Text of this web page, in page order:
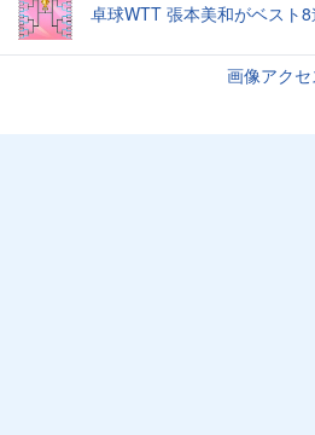
卓球WTT 張本美和がベスト8
画像アク